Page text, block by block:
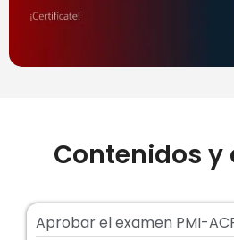
Contenidos y
Aprobar el examen PMI-